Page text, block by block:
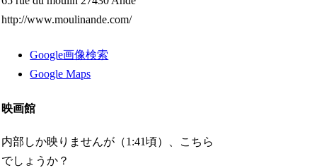
http://www.moulinande.com/
Google画像検索
Google Maps
映画館
内部しか映りませんが（1:41頃）、こちら
でしょうか？